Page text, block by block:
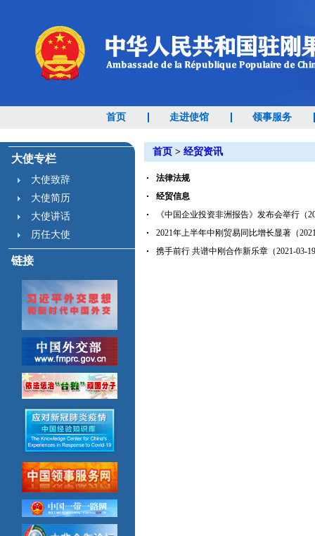
首页 走进使馆 领事服务
大使专栏
大使致辞
大使简历
大使讲话
历任大使
链接
首页 > 经贸资讯
法律法规
经贸信息
《中国企业投资非洲报告》发布会举行（
2021年上半年中刚贸易同比增长显著（
携手前行 共谱中刚合作新乐章（2021-03-